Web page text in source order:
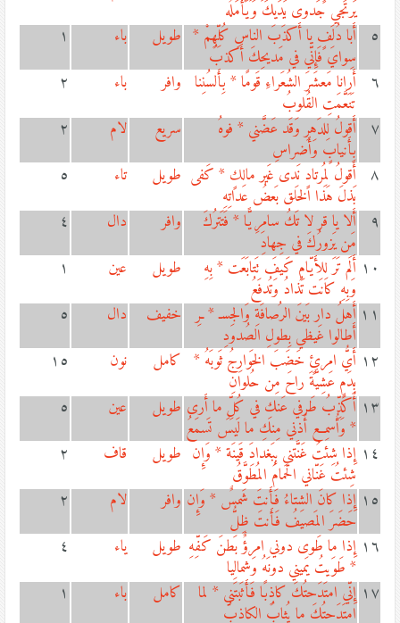
يَرتَجي جَدوى يَدَيكَ وَيَأمَلُه
٥ أَبا دُلَفٍ يا أَكذَبَ الناسِ كُلِّهِمْ *
سِوايَ فَإِنّي في مَديحِكَ أَكذبُ
طويل باء
١
٦ أَرانا مَعشَرَ الشُعَراءِ قَومًا * بِأَلسُنِنا
تَنَعَّمَتِ القُلوبُ
وافر باء
٢
٧ أَقولُ لِلدَهرِ وَقَد عَضَّني * فوهُ
بِأَنيابٍ وَأَضراسِ
سريع لام
٢
٨ أَقولُ لِمُرتادٍ نَدى غَير مالِكٍ * كَفى
بَذلَ هَذا الخَلق بَعضُ عداتِهِ
طويل تاء
٥
٩ أَلا يا قر لا تَكُ سامِرِيًّا * فَتَترُكَ
مَن يَزورُكَ في جِهادِ
وافر دال
٤
١٠ أَلَم تَرَ لِلأَيّامِ كَيفَ تَتابَعَت * بِهِ
وَبِهِ كانَت تُذادُ وَتُدفَعُ
طويل عين
١
١١ أَهلُ دار بَينَ الرُصافَةِ وَالجِسـ * ـرِ
أَطالوا غَيظي بِطولِ الصُدودِ
خفيف دال
٥
١٢ أَيُّ امرئٍ خَضَبَ الخَوارِجُ ثَوبَهُ *
بِدَمٍ عَشِيَّةَ راحَ مِن حُلوانِ
كامل نون
١٥
١٣ أُكَذِّبُ طَرفي عَنكِ في كُلِّ ما أَرى
* وَأُسمِع أُذني مِنكِ ما لَيسَ تَسمَعُ
طويل عين
٥
١٤ إِذا شِئتُ غَنَّتني بِبَغدادَ قَينَة * وَإِن
شِئتُ غَنّاني الحَمامُ المُطَوَّقُ
طويل قاف
٢
١٥ إِذا كانَ الشِتاءُ فَأَنتَ شَمسٌ * وَإِن
حَضَرَ المَصيفُ فَأَنتَ ظِلُّ
وافر لام
٢
١٦ إِذا ما طَوى دوني امرؤٌ بَطنَ كَفِّهِ
* طَوَيتُ يَميني دونَهُ وَشمالِيا
طويل ياء
٤
١٧ إِنّي امتَدَحتُكَ كاذِبًا فَأَثَبتَني * لما
امتَدَحتُكَ ما يُثابُ الكاذِبُ
كامل باء
١